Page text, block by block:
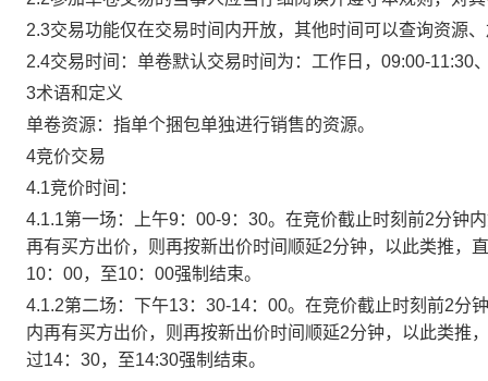
2.3交易功能仅在交易时间内开放，其他时间可以查询资源
2.4交易时间：单卷默认交易时间为：工作日，09:00-11:30
3术语和定义
单卷资源：指单个捆包单独进行销售的资源。
4竞价交易
4.1竞价时间：
4.1.1第一场：上午9：00-9：30。在竞价截止时刻前2分钟
再有买方出价，则再按新出价时间顺延2分钟，以此类推，
10：00，至10：00强制结束。
4.1.2第二场：下午13：30-14：00。在竞价截止时刻前2分
内再有买方出价，则再按新出价时间顺延2分钟，以此类推
过14：30，至14:30强制结束。